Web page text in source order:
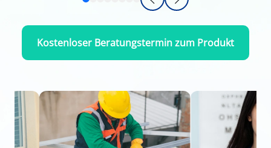
Kostenloser Beratungstermin zum Produkt